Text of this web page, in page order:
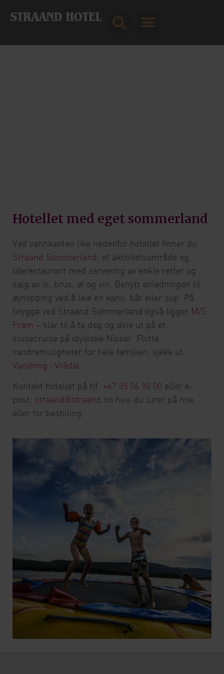
Hotellet med eget sommerland
Ved vannkanten like nedenfor hotellet finner du
Straand Sommerland , et aktivitetsområde og
uterestaurant med servering av enkle retter og
salg av is, brus, øl og vin. Benytt anledningen til
øyhopping ved å leie en kano, båt eller sup. På
brygga ved Straand Sommerland også ligger M/S
Fram – klar til å ta deg og dine ut på et
slusecruise på idylliske Nisser. Flotte
vandremuligheter for hele familien, sjekk ut
Vandring i Vrådal.
Kontakt hotellet på tlf. +47 35 06 90 00 eller e-
post: straand@straand.no hvis du lurer på noe
eller for bestilling.